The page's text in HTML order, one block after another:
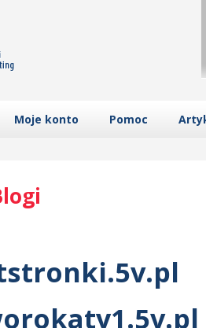
Moje konto Pomoc